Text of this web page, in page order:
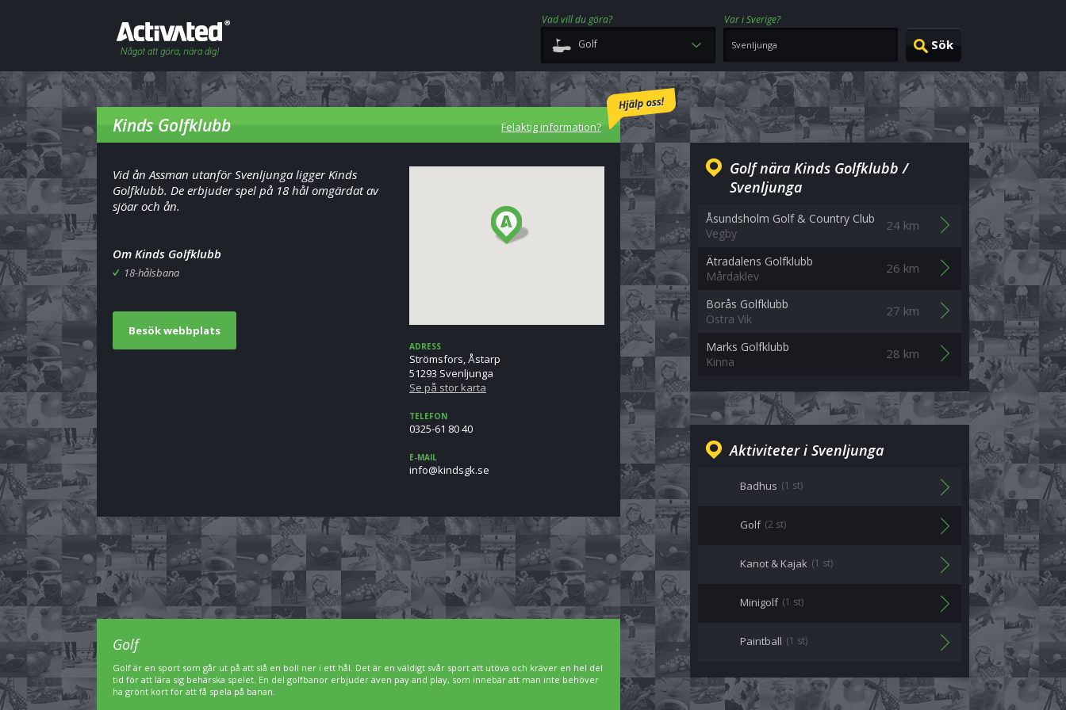
Vad vill du göra?
Var i Sverige?
Golf
Kinds Golfklubb Felaktig information?
Vid ån Assman utanför Svenljunga ligger Kinds
Golfklubb. De erbjuder spel på 18 hål omgärdat av
sjöar och ån.
Om Kinds Golfklubb
18-hålsbana
Besök webbplats
ADRESS
Strömsfors, Åstarp
51293 Svenljunga
Se på stor karta
TELEFON
0325-61 80 40
E-MAIL
es.kgsdnik@ofni
Golf nära Kinds Golfklubb /
Svenljunga
Åsundsholm Golf & Country Club
Vegby
24 km
Ätradalens Golfklubb
Mårdaklev
26 km
Borås Golfklubb
Östra Vik
27 km
Marks Golfklubb
Kinna
28 km
Aktiviteter i Svenljunga
Badhus (1 st)
Golf (2 st)
Kanot & Kajak (1 st)
Minigolf (1 st)
Paintball (1 st)
Golf
Golf är en sport som går ut på att slå en boll ner i ett hål. Det är en väldigt svår sport att utöva och kräver en hel del
tid för att lära sig behärska spelet. En del golfbanor erbjuder även pay and play, som innebär att man inte behöver
ha grönt kort för att få spela på banan.